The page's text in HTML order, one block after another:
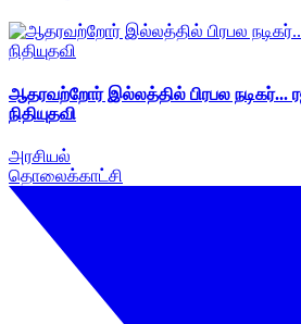
ஆதரவற்றோர் இல்லத்தில் பிரபல நடிகர்...
நிதியுதவி
அரசியல்
தொலைக்காட்சி